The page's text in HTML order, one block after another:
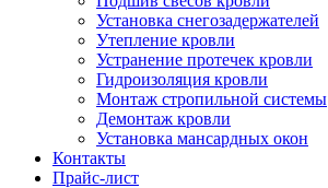
Установка снегозадержателей
Утепление кровли
Устранение протечек кровли
Гидроизоляция кровли
Монтаж стропильной системы
Демонтаж кровли
Установка мансардных окон
Контакты
Прайс-лист